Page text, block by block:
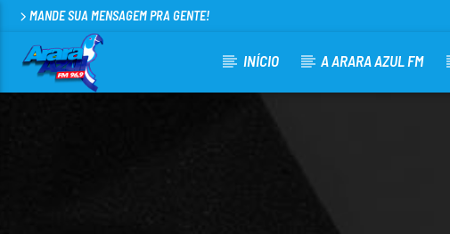
MANDE SUA MENSAGEM PRA GENTE!
INÍCIO A ARARA AZUL FM